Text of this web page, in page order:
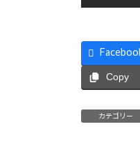
Copy
カテゴリー